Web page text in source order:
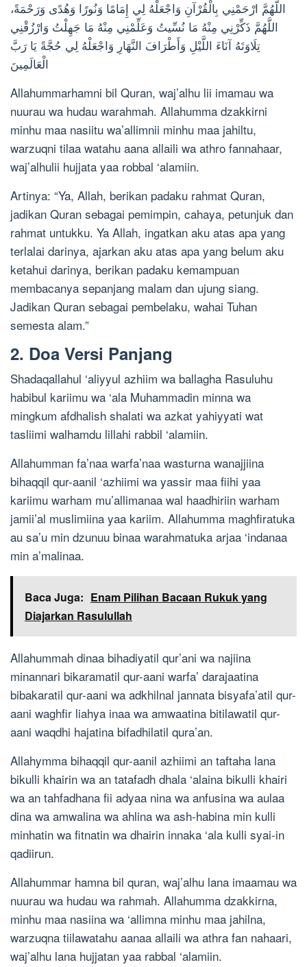
اللَّهُمَّ ارْحَمْنِي بِالْقُرْآنِ وَاجْعَلْهُ لِي إِمَامًا وَنُورًا وَهُدًى وَرَحْمَةً،
اللَّهُمَّ ذَكِّرْنِي مِنْهُ مَا نُسِّيتُ وَعَلِّمْنِي مِنْهُ مَا جَهِلْتُ وَارْزُقْنِي
تِلَاوَتَهُ آنَاءَ اللَّيْلِ وَأَطْرَافَ النَّهَارِ وَاجْعَلْهُ لِي حُجَّةً يَا رَبَّ
الْعَالَمِينَ
Allahummarhamni bil Quran, waj’alhu lii imamau wa
nuurau wa hudau warahmah. Allahumma dzakkirni
minhu maa nasiitu wa’allimnii minhu maa jahiltu,
warzuqni tilaa watahu aana allaili wa athro fannahaar,
waj’alhulii hujjata yaa robbal ‘alamiin.
Artinya: “Ya, Allah, berikan padaku rahmat Quran,
jadikan Quran sebagai pemimpin, cahaya, petunjuk dan
rahmat untukku. Ya Allah, ingatkan aku atas apa yang
terlalai darinya, ajarkan aku atas apa yang belum aku
ketahui darinya, berikan padaku kemampuan
membacanya sepanjang malam dan ujung siang.
Jadikan Quran sebagai pembelaku, wahai Tuhan
semesta alam.”
2. Doa Versi Panjang
Shadaqallahul ‘aliyyul azhiim wa ballagha Rasuluhu
habibul kariimu wa ‘ala Muhammadin minna wa
mingkum afdhalish shalati wa azkat yahiyyati wat
tasliimi walhamdu lillahi rabbil ‘alamiin.
Allahumman fa’naa warfa’naa wasturna wanajjiina
bihaqqil qur-aanil ‘azhiimi wa yassir maa fiihi yaa
kariimu warham mu’allimanaa wal haadhiriin warham
jamii’al muslimiina yaa kariim. Allahumma maghfiratuka
au sa’u min dzunuu binaa warahmatuka arjaa ‘indanaa
min a’malinaa.
Baca Juga: Enam Pilihan Bacaan Rukuk yang
Diajarkan Rasulullah
Allahummah dinaa bihadiyatil qur’ani wa najiina
minannari bikaramatil qur-aani warfa’ darajaatina
bibakaratil qur-aani wa adkhilnal jannata bisyafa’atil qur-
aani waghfir liahya inaa wa amwaatina bitilawatil qur-
aani waqdhi hajatina bifadhilatil qura’an.
Allahymma bihaqqil qur-aanil azhiimi an taftaha lana
bikulli khairin wa an tatafadh dhala ‘alaina bikulli khairi
wa an tahfadhana fii adyaa nina wa anfusina wa aulaa
dina wa amwalina wa ahlina wa ash-habina min kulli
minhatin wa fitnatin wa dhairin innaka ‘ala kulli syai-in
qadiirun.
Allahummar hamna bil quran, waj’alhu lana imaamau wa
nuurau wa hudau wa rahmah. Allahumma dzakkirna,
minhu maa nasiina wa ‘allimna minhu maa jahilna,
warzuqna tiilawatahu aanaa allaili wa athra fan nahaari,
waj’alhu lana hujjatan yaa rabbal ‘alamiin.